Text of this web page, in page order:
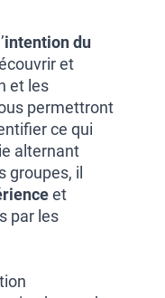
intention du
et
et les
permettront
ce qui
alternant
groupes, il
et
par les